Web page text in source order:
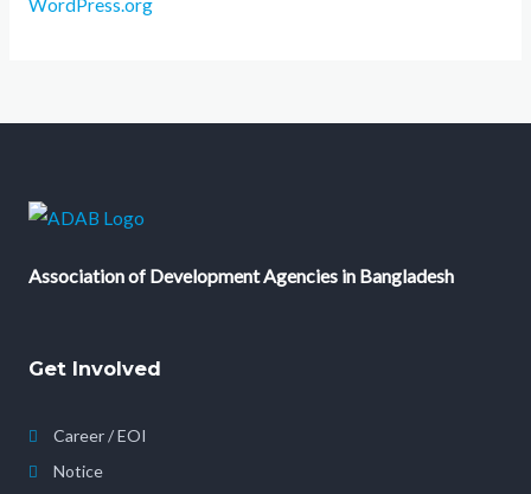
Association of Development Agencies in Bangladesh
Get Involved
Career / EOI
Notice